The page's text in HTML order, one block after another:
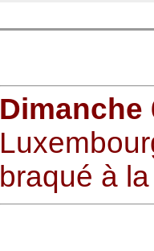
Dimanche
braqué à